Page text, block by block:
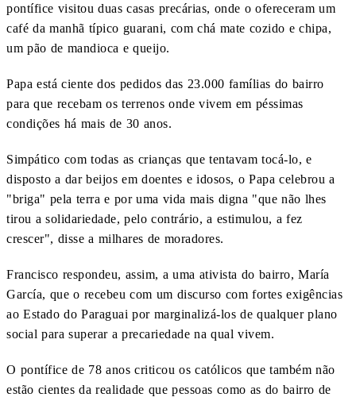
pontífice visitou duas casas precárias, onde o ofereceram um
café da manhã típico guarani, com chá mate cozido e chipa,
um pão de mandioca e queijo.
Papa está ciente dos pedidos das 23.000 famílias do bairro
para que recebam os terrenos onde vivem em péssimas
condições há mais de 30 anos.
Simpático com todas as crianças que tentavam tocá-lo, e
disposto a dar beijos em doentes e idosos, o Papa celebrou a
"briga" pela terra e por uma vida mais digna "que não lhes
tirou a solidariedade, pelo contrário, a estimulou, a fez
crescer", disse a milhares de moradores.
Francisco respondeu, assim, a uma ativista do bairro, María
García, que o recebeu com um discurso com fortes exigências
ao Estado do Paraguai por marginalizá-los de qualquer plano
social para superar a precariedade na qual vivem.
O pontífice de 78 anos criticou os católicos que também não
estão cientes da realidade que pessoas como as do bairro de